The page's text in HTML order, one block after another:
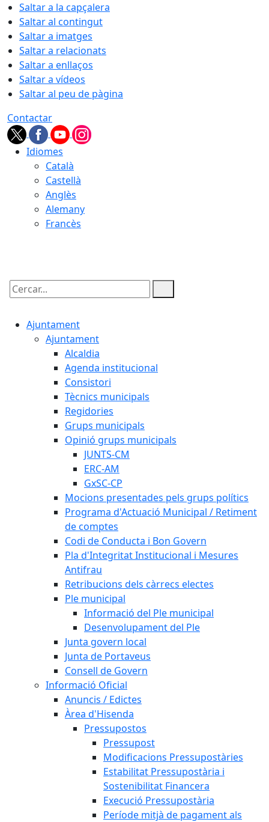
Saltar a la capçalera
Saltar al contingut
Saltar a imatges
Saltar a relacionats
Saltar a enllaços
Saltar a vídeos
Saltar al peu de pàgina
Contactar
Idiomes
Català
Castellà
Anglès
Alemany
Francès
Cercar:
Ajuntament
Ajuntament
Alcaldia
Agenda institucional
Consistori
Tècnics municipals
Regidories
Grups municipals
Opinió grups municipals
JUNTS-CM
ERC-AM
GxSC-CP
Mocions presentades pels grups polítics
Programa d'Actuació Municipal / Retiment
de comptes
Codi de Conducta i Bon Govern
Pla d'Integritat Institucional i Mesures
Antifrau
Retribucions dels càrrecs electes
Ple municipal
Informació del Ple municipal
Desenvolupament del Ple
Junta govern local
Junta de Portaveus
Consell de Govern
Informació Oficial
Anuncis / Edictes
Àrea d'Hisenda
Pressupostos
Pressupost
Modificacions Pressupostàries
Estabilitat Pressupostària i
Sostenibilitat Financera
Execució Pressupostària
Període mitjà de pagament als